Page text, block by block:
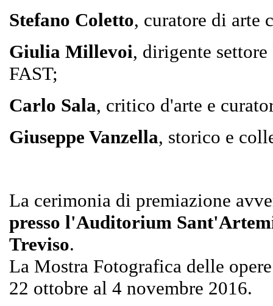
Stefano Coletto, curatore di arte
Giulia Millevoi, dirigente
FAST;
Carlo Sala, critico d'arte e
Giuseppe Vanzella, storico e
La cerimonia di premiazione
presso l'Auditorium
Treviso.
La Mostra Fotografica delle
22 ottobre al 4 novembre 2016.